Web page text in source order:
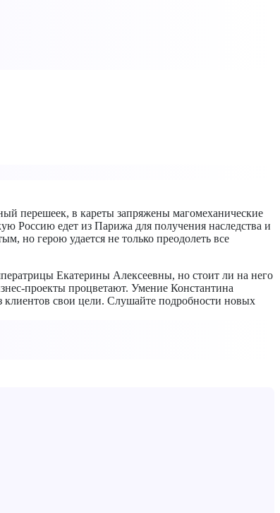
перешеек, в кареты запряжены магомеханические
Россию едет из Парижа для получения наследства и
но герою удается не только преодолеть все
Екатерины Алексеевны, но стоит ли на него
проекты процветают. Умение Константина
свои цели. Слушайте подробности новых